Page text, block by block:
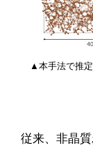
▲本手法で推
従来、非晶